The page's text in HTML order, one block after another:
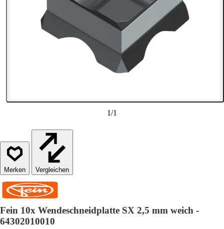
1/1
Vergleichen
Fein 10x Wendeschneidplatte SX 2,5 mm weich -
64302010010